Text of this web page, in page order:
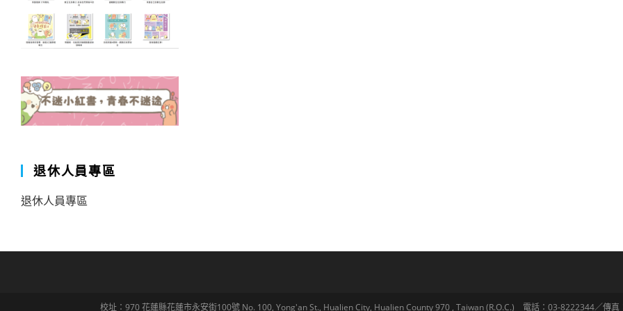
退休人員專區
退休人員專區
校址：970 花蓮縣花蓮市永安街100號 No. 100, Yong'an St., Hualien City, Hualien County 970 , Taiwan (R.O.C.) 電話：03-8222344／傳